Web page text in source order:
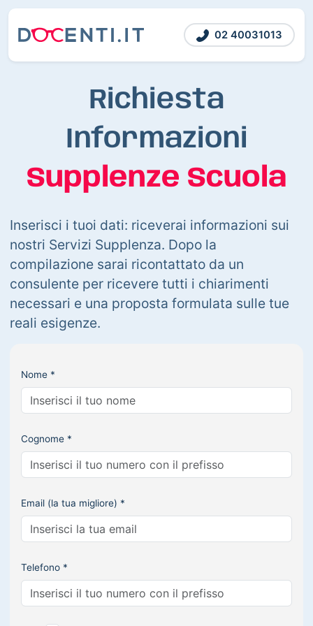
02 40031013
Richiesta
Informazioni
Supplenze Scuola
Inserisci i tuoi dati: riceverai informazioni sui
nostri Servizi Supplenza. Dopo la
compilazione sarai ricontattato da un
consulente per ricevere tutti i chiarimenti
necessari e una proposta formulata sulle tue
reali esigenze.
Nome *
Cognome *
Email (la tua migliore) *
Telefono *